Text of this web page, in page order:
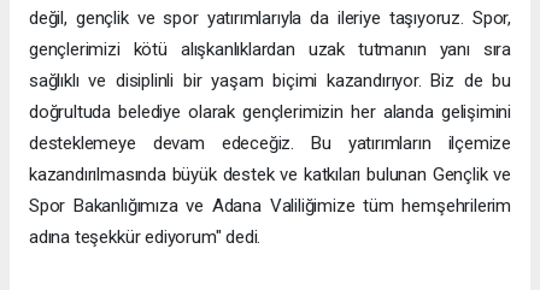
değil, gençlik ve spor yatırımlarıyla da ileriye taşıyoruz. Spor,
gençlerimizi kötü alışkanlıklardan uzak tutmanın yanı sıra
sağlıklı ve disiplinli bir yaşam biçimi kazandırıyor. Biz de bu
doğrultuda belediye olarak gençlerimizin her alanda gelişimini
desteklemeye devam edeceğiz. Bu yatırımların ilçemize
kazandırılmasında büyük destek ve katkıları bulunan Gençlik ve
Spor Bakanlığımıza ve Adana Valiliğimize tüm hemşehrilerim
adına teşekkür ediyorum" dedi.